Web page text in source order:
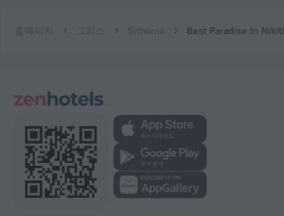
홈페이지 그리스 Sithonia Best Paradise In Nikiti